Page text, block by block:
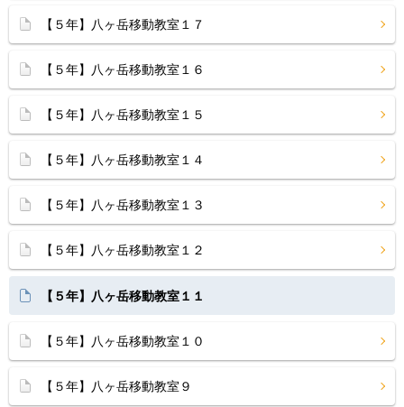
【５年】八ヶ岳移動教室１７
【５年】八ヶ岳移動教室１６
【５年】八ヶ岳移動教室１５
【５年】八ヶ岳移動教室１４
【５年】八ヶ岳移動教室１３
【５年】八ヶ岳移動教室１２
【５年】八ヶ岳移動教室１１
【５年】八ヶ岳移動教室１０
【５年】八ヶ岳移動教室９